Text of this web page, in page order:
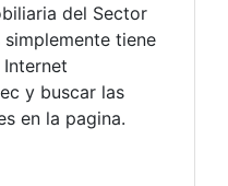
del Sector
tiene
y buscar las
en la pagina.